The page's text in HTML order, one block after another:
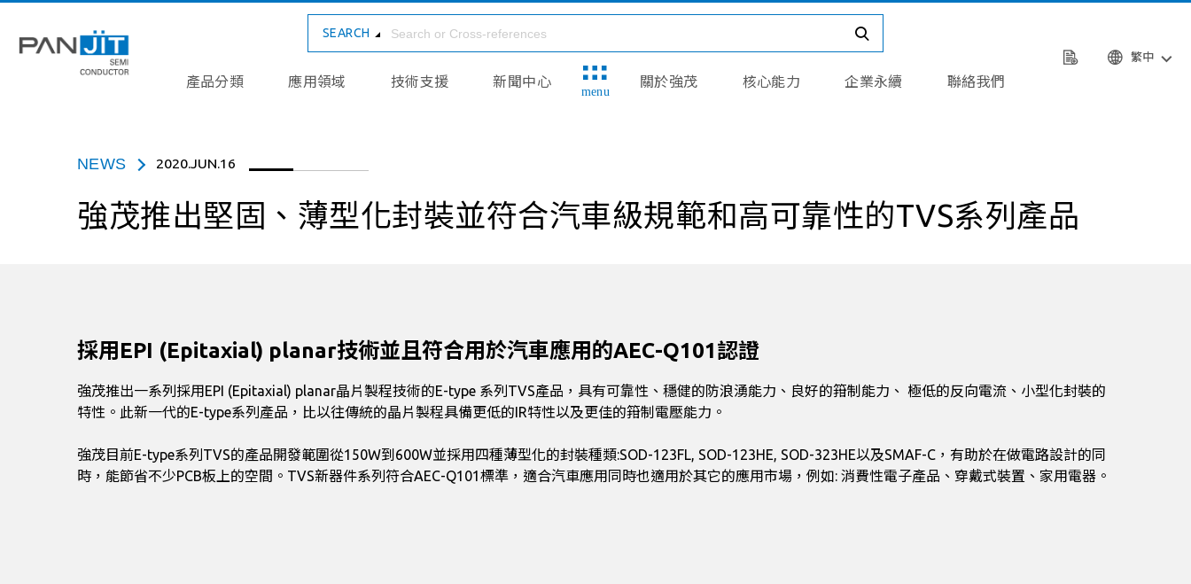
SEARCH
產品分類 應用領域 技術支援 新聞中心
menu
關於強茂 核心能力 企業永續 聯絡我們
繁中
NEWS 2020.JUN.16
強茂推出堅固、薄型化封裝並符合汽車級規範和高可靠性的TVS系列產品
採用EPI (Epitaxial) planar技術並且符合用於汽車應用的AEC-Q101認證
強茂推出一系列採用EPI (Epitaxial) planar晶片製程技術的E-type 系列TVS產品，具有可靠性、穩健的防浪湧能力、良好的箝制能力、 極低的反向電流、小型化封裝的
特性。此新一代的E-type系列產品，比以往傳統的晶片製程具備更低的IR特性以及更佳的箝制電壓能力。
強茂目前E-type系列TVS的產品開發範圍從150W到600W並採用四種薄型化的封裝種類:SOD-123FL, SOD-123HE, SOD-323HE以及SMAF-C，有助於在做電路設計的同
時，能節省不少PCB板上的空間。TVS新器件系列符合AEC-Q101標準，適合汽車應用同時也適用於其它的應用市場，例如: 消費性電子產品、穿戴式裝置、家用電器。